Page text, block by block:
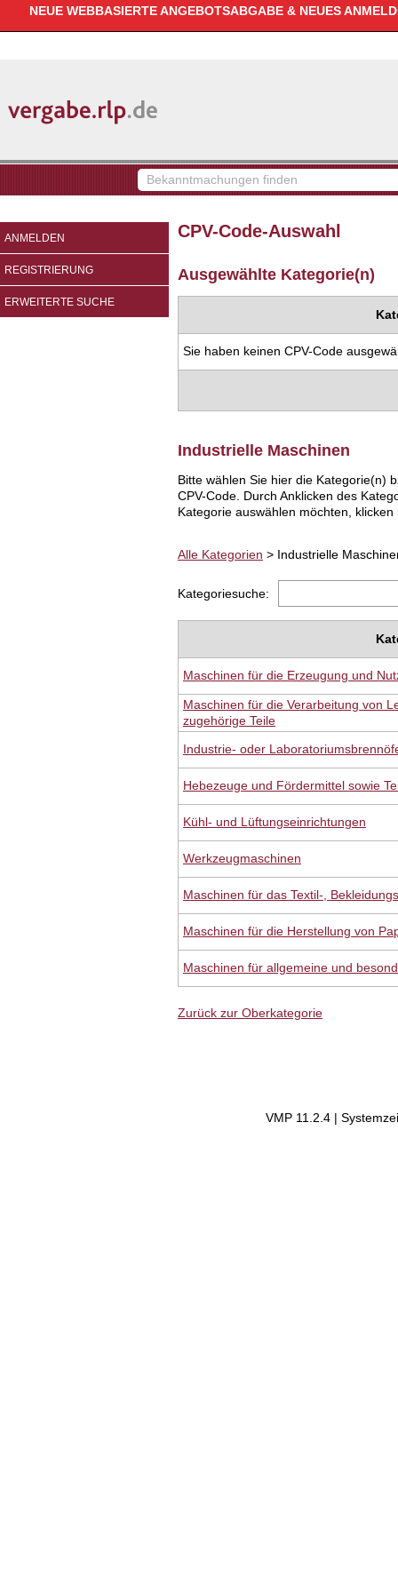
NEUE WEBBASIERTE ANGEBOTSABGABE & NEUES
Bekanntmachungen
finden
ANMELDEN
REGISTRIERUNG
ERWEITERTE SUCHE
CPV-Code-Auswahl
Ausgewählte Kategorie(n)
Sie haben keinen CPV-Code
Industrielle Maschinen
Bitte wählen Sie hier die Kategorie(n)
CPV-Code. Durch Anklicken des
Kategorie auswählen möchten,
Alle Kategorien > Industrielle
Kategoriesuche:
Maschinen für die Erzeugung und
Maschinen für die Verarbeitung von
zugehörige Teile
Industrie- oder
Hebezeuge und Fördermittel sowie
Kühl- und Lüftungseinrichtungen
Werkzeugmaschinen
Maschinen für das Textil-,
Maschinen für die Herstellung von
Maschinen für allgemeine und
Zurück zur Oberkategorie
VMP 11.2.4 |